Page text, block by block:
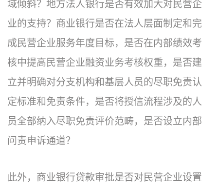
域倾斜？地方法人银行是否有效加大对民营企
业的支持？商业银行是否在法人层面制定和完
成民营企业服务年度目标，是否在内部绩效考
核中提高民营企业融资业务考核权重，是否建
立并明确对分支机构和基层人员的尽职免责认
定标准和免责条件，是否将授信流程涉及的人
员全部纳入尽职免责评价范畴，是否设立内部
问责申诉通道？
此外，商业银行贷款审批是否对民营企业设置